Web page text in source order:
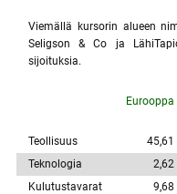
Viemällä kursorin alueen
Seligson & Co ja
sijoituksia.
Eurooppa
Teollisuus
45,61
Teknologia
2,62
Kulutustavarat
9,68